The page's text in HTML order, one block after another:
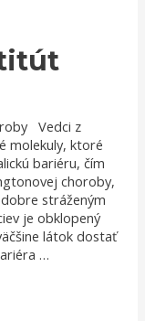
Vedci z
molekuly, ktoré
bariéru, čím
choroby,
stráženým
je obklopený
látok dostať
…